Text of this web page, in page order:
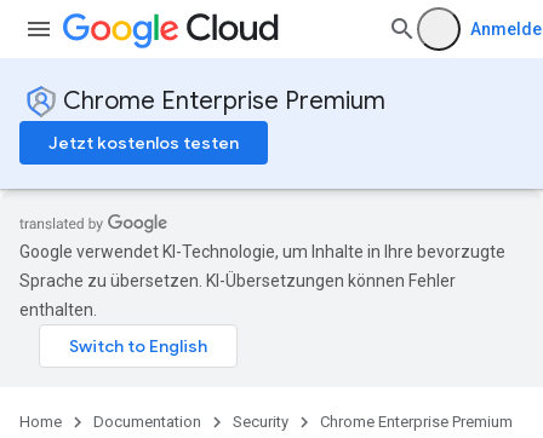
Chrome Enterprise Premium
Jetzt kostenlos testen
Google verwendet KI-Technologie, um Inhalte in Ihre bevorzugte
Sprache zu übersetzen. KI-Übersetzungen können Fehler
enthalten.
Home Documentation Security
Chrome Enterprise Premium